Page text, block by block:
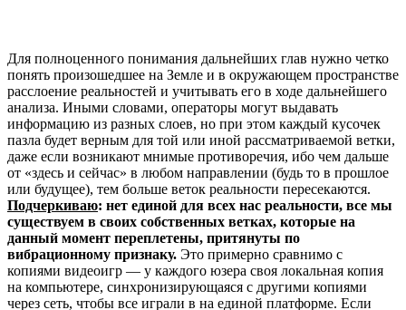
Для полноценного понимания дальнейших глав нужно четко
понять произошедшее на Земле и в окружающем пространстве
расслоение реальностей и учитывать его в ходе дальнейшего
анализа. Иными словами, операторы могут выдавать
информацию из разных слоев, но при этом каждый кусочек
пазла будет верным для той или иной рассматриваемой ветки,
даже если возникают мнимые противоречия, ибо чем дальше
от «здесь и сейчас» в любом направлении (будь то в прошлое
или будущее), тем больше веток реальности пересекаются.
Подчеркиваю: нет единой для всех нас реальности, все мы
существуем в своих собственных ветках, которые на
данный момент переплетены, притянуты по
вибрационному признаку. Это примерно сравнимо с
копиями видеоигр — у каждого юзера своя локальная копия
на компьютере, синхронизирующаяся с другими копиями
через сеть, чтобы все играли в на единой платформе. Если